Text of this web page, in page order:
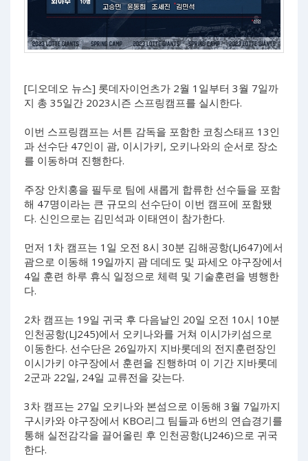
[디오데오 뉴스] 롯데자이언츠가 2월 1일부터 3월 7일까
지 총 35일간 2023시즌 스프링캠프를 실시한다.
이번 스프링캠프는 서튼 감독을 포함한 코칭스태프 13인
과 선수단 47인이 괌, 이시가키, 오키나와의 순서로 장소
를 이동하며 진행한다.
주장 안치홍을 필두로 팀에 새롭게 합류한 선수들을 포함
해 47명이라는 큰 규모의 선수단이 이번 캠프에 포함됐
다. 신인으로는 김민석과 이태연이 참가한다.
먼저 1차 캠프는 1일 오전 8시 30분 김해공항(LJ647)에서
괌으로 이동해 19일까지 괌 데데도 및 파세오 야구장에서
4일 훈련 하루 휴식 일정으로 체력 및 기술훈련을 병행한
다.
2차 캠프는 19일 귀국 후 다음날인 20일 오전 10시 10분
인천공항(LJ245)에서 오키나와를 거쳐 이시가키섬으로
이동한다. 선수단은 26일까지 지바롯데의 전지훈련장인
이시가키 야구장에서 훈련을 진행하며 이 기간 지바롯데
2군과 22일, 24일 교류전을 갖는다.
3차 캠프는 27일 오키나와 본섬으로 이동해 3월 7일까지
구시카와 야구장에서 KBO리그 팀들과 6번의 연습경기를
통해 실전감각을 끌어올린 후 인천공항(LJ246)으로 귀국
한다.